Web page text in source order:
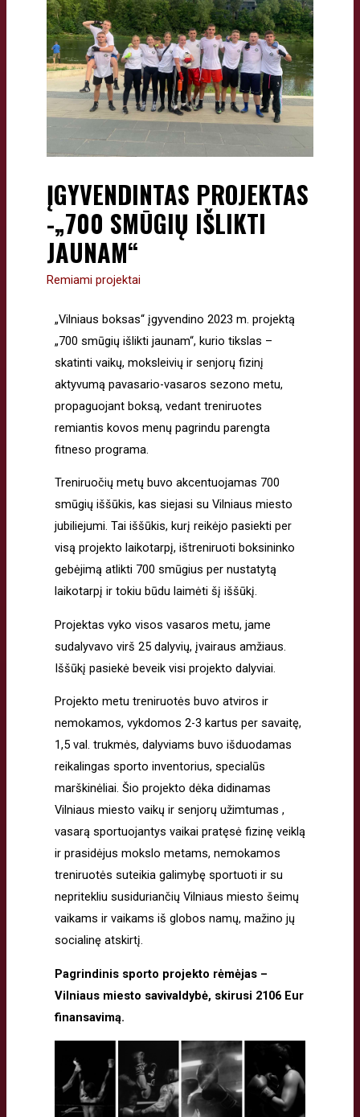
ĮGYVENDINTAS PROJEKTAS
-„700 SMŪGIŲ IŠLIKTI
JAUNAM“
Remiami projektai
„Vilniaus boksas“ įgyvendino 2023 m. projektą
„700 smūgių išlikti jaunam“, kurio tikslas –
skatinti vaikų, moksleivių ir senjorų fizinį
aktyvumą pavasario-vasaros sezono metu,
propaguojant boksą, vedant treniruotes
remiantis kovos menų pagrindu parengta
fitneso programa.
Treniruočių metų buvo akcentuojamas 700
smūgių iššūkis, kas siejasi su Vilniaus miesto
jubiliejumi. Tai iššūkis, kurį reikėjo pasiekti per
visą projekto laikotarpį, ištreniruoti boksininko
gebėjimą atlikti 700 smūgius per nustatytą
laikotarpį ir tokiu būdu laimėti šį iššūkį.
Projektas vyko visos vasaros metu, jame
sudalyvavo virš 25 dalyvių, įvairaus amžiaus.
Iššūkį pasiekė beveik visi projekto dalyviai.
Projekto metu treniruotės buvo atviros ir
nemokamos, vykdomos 2-3 kartus per savaitę,
1,5 val. trukmės, dalyviams buvo išduodamas
reikalingas sporto inventorius, specialūs
marškinėliai. Šio projekto dėka didinamas
Vilniaus miesto vaikų ir senjorų užimtumas ,
vasarą sportuojantys vaikai pratęsė fizinę veiklą
ir prasidėjus mokslo metams, nemokamos
treniruotės suteikia galimybę sportuoti ir su
nepritekliu susiduriančių Vilniaus miesto šeimų
vaikams ir vaikams iš globos namų, mažino jų
socialinę atskirtį.
Pagrindinis sporto projekto rėmėjas –
Vilniaus miesto savivaldybė, skirusi 2106 Eur
finansavimą.